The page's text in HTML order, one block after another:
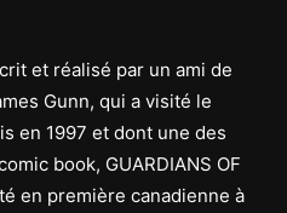
et réalisé par un ami de
Gunn, qui a visité le
en 1997 et dont une des
book, GUARDIANS OF
en première canadienne à